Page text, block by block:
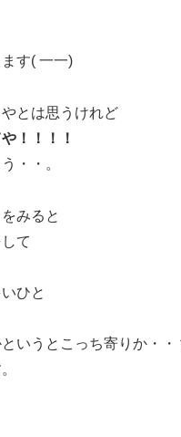
す( 一一)
とは思うけれど
！！！！
・・。
みると
て
ひと
いうとこっち寄りか・・